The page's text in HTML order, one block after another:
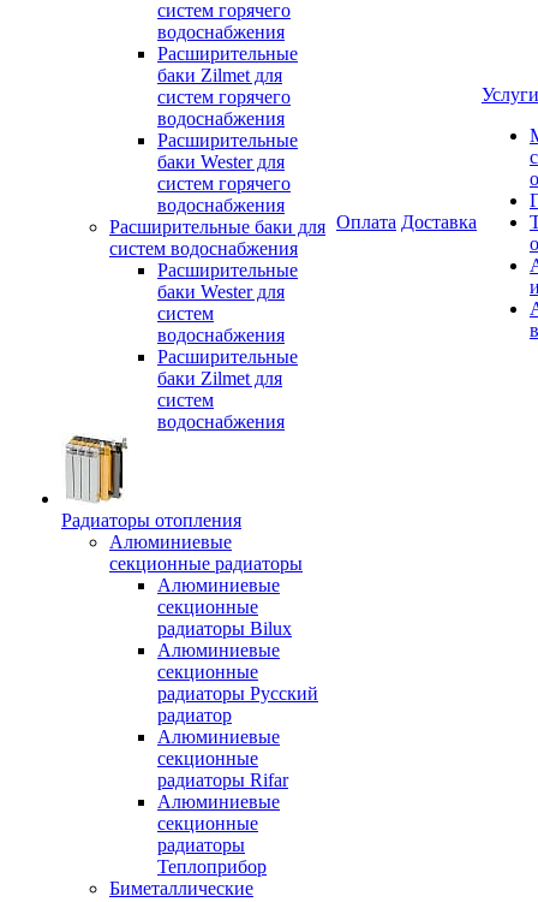
систем горячего
водоснабжения
Расширительные
баки Zilmet для
систем горячего
водоснабжения
Расширительные
баки Wester для
систем горячего
водоснабжения
Расширительные баки для
систем водоснабжения
Расширительные
баки Wester для
систем
водоснабжения
Расширительные
баки Zilmet для
систем
водоснабжения
Радиаторы отопления
Алюминиевые
секционные радиаторы
Алюминиевые
секционные
радиаторы Bilux
Алюминиевые
секционные
радиаторы Русский
радиатор
Алюминиевые
секционные
радиаторы Rifar
Алюминиевые
секционные
радиаторы
Теплоприбор
Биметаллические
Оплата Доставка
Услуги